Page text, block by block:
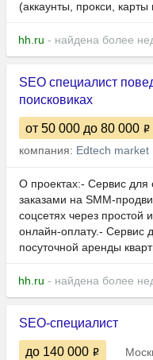
(аккаунты, прокси, карты
hh.ru - найдена более
SEO специалист
поисковиках
от 50 000 до 80 000
компания: Edtech market
О проектах:- Сервис
заказами на SMM-
соцсетях через простой
онлайн-оплату.- Сервис
посуточной аренды
hh.ru - найдена более
SEO-специалист
до 140 000